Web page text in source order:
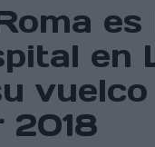
es
en
vuelco
2018